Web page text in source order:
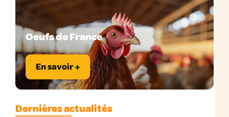
Oeufs de France
En savoir +
Dernières actualités